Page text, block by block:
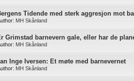
Tidende med sterk aggresjon mot
MH Skånland
Grimstad barnevern gale, eller har de
MH Skånland
Inge Iversen: Et møte med barnevernet
MH Skånland